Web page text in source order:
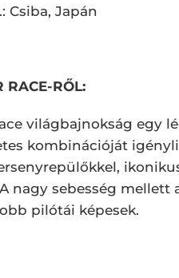
Csiba, Japán
RACE-RŐL:
világbajnokság egy
kombinációját
nagy sebesség
pilótái képesek.